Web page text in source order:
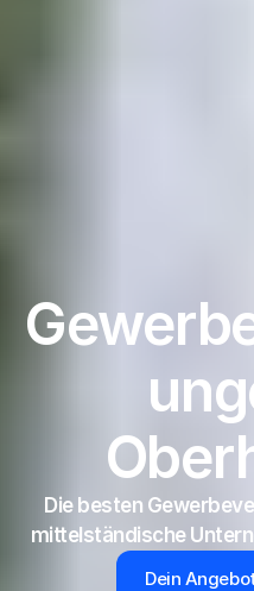
Die besten
mittelständische
Dein